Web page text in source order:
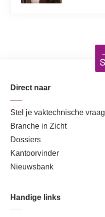
Direct naar
Stel je vaktechnische vraag
Branche in Zicht
Dossiers
Kantoorvinder
Nieuwsbank
Handige links